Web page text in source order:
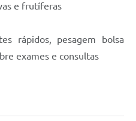
e frutíferas
rápidos, pesagem bolsa
exames e consultas